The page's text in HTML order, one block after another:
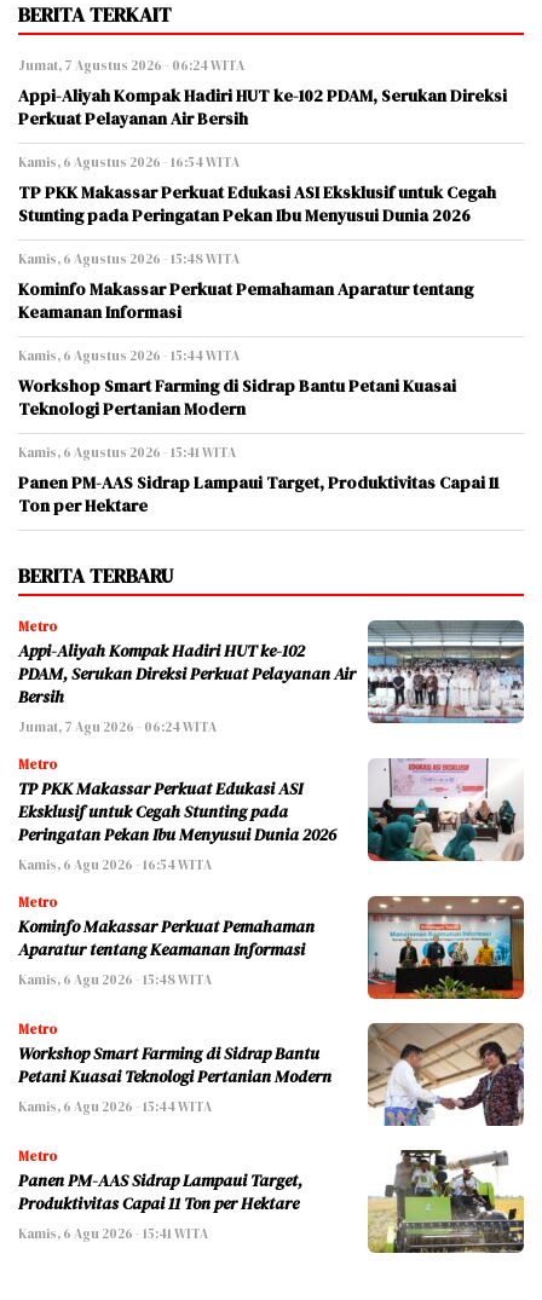
BERITA TERKAIT
Jumat, 7 Agustus 2026 - 06:24 WITA
Appi-Aliyah Kompak Hadiri HUT ke-102 PDAM, Serukan Direksi
Perkuat Pelayanan Air Bersih
Kamis, 6 Agustus 2026 - 16:54 WITA
TP PKK Makassar Perkuat Edukasi ASI Eksklusif untuk Cegah
Stunting pada Peringatan Pekan Ibu Menyusui Dunia 2026
Kamis, 6 Agustus 2026 - 15:48 WITA
Kominfo Makassar Perkuat Pemahaman Aparatur tentang
Keamanan Informasi
Kamis, 6 Agustus 2026 - 15:44 WITA
Workshop Smart Farming di Sidrap Bantu Petani Kuasai
Teknologi Pertanian Modern
Kamis, 6 Agustus 2026 - 15:41 WITA
Panen PM-AAS Sidrap Lampaui Target, Produktivitas Capai 11
Ton per Hektare
BERITA TERBARU
Metro
Appi-Aliyah Kompak Hadiri HUT ke-102
PDAM, Serukan Direksi Perkuat Pelayanan Air
Bersih
Jumat, 7 Agu 2026 - 06:24 WITA
Metro
TP PKK Makassar Perkuat Edukasi ASI
Eksklusif untuk Cegah Stunting pada
Peringatan Pekan Ibu Menyusui Dunia 2026
Kamis, 6 Agu 2026 - 16:54 WITA
Metro
Kominfo Makassar Perkuat Pemahaman
Aparatur tentang Keamanan Informasi
Kamis, 6 Agu 2026 - 15:48 WITA
Metro
Workshop Smart Farming di Sidrap Bantu
Petani Kuasai Teknologi Pertanian Modern
Kamis, 6 Agu 2026 - 15:44 WITA
Metro
Panen PM-AAS Sidrap Lampaui Target,
Produktivitas Capai 11 Ton per Hektare
Kamis, 6 Agu 2026 - 15:41 WITA